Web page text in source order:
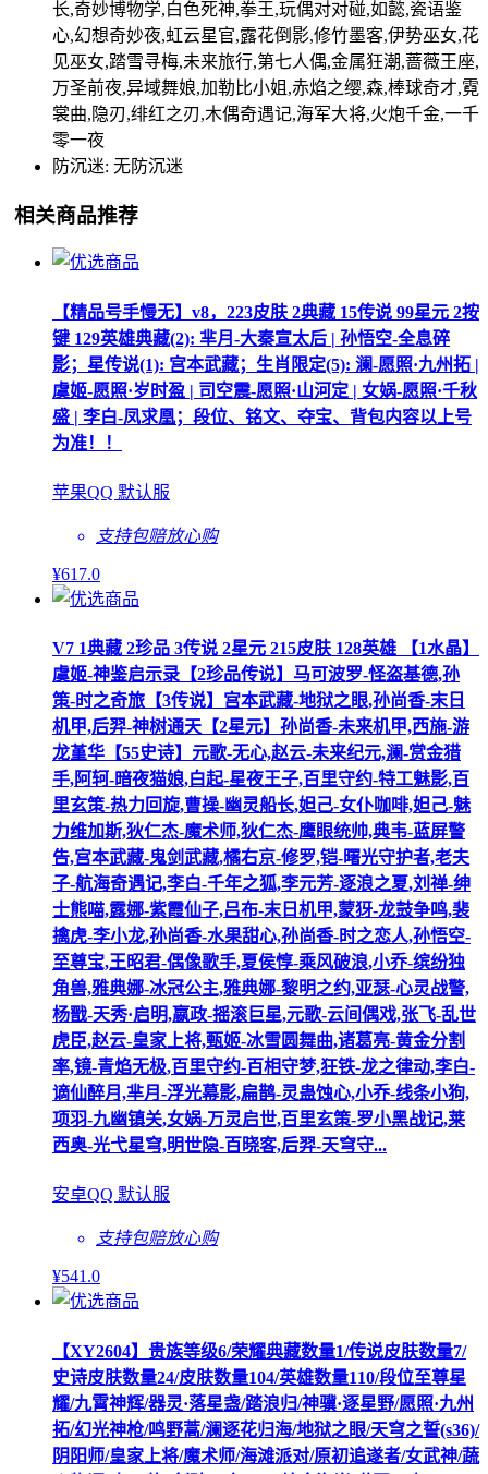
长,奇妙博物学,白色死神,拳王,玩偶对对碰,如懿,瓷语鉴
心,幻想奇妙夜,虹云星官,露花倒影,修竹墨客,伊势巫女,花
见巫女,踏雪寻梅,未来旅行,第七人偶,金属狂潮,蔷薇王座,
万圣前夜,异域舞娘,加勒比小姐,赤焰之缨,森,棒球奇才,霓
裳曲,隐刃,绯红之刃,木偶奇遇记,海军大将,火炮千金,一千
零一夜
防沉迷: 无防沉迷
相关商品推荐
【精品号手慢无】v8，223皮肤 2典藏 15传说 99星元 2按
键 129英雄典藏(2): 芈月-大秦宣太后 | 孙悟空-全息碎
影；星传说(1): 宫本武藏；生肖限定(5): 澜-愿照·九州拓 |
虞姬-愿照·岁时盈 | 司空震-愿照·山河定 | 女娲-愿照·千秋
盛 | 李白-凤求凰；段位、铭文、夺宝、背包内容以上号
为准！！
苹果QQ 默认服
支持包赔放心购
¥617.0
V7 1典藏 2珍品 3传说 2星元 215皮肤 128英雄 【1水晶】
虞姬-神鉴启示录【2珍品传说】马可波罗-怪盗基德,孙
策-时之奇旅【3传说】宫本武藏-地狱之眼,孙尚香-末日
机甲,后羿-神树通天【2星元】孙尚香-未来机甲,西施-游
龙堇华【55史诗】元歌-无心,赵云-未来纪元,澜-赏金猎
手,阿轲-暗夜猫娘,白起-星夜王子,百里守约-特工魅影,百
里玄策-热力回旋,曹操-幽灵船长,妲己-女仆咖啡,妲己-魅
力维加斯,狄仁杰-魔术师,狄仁杰-鹰眼统帅,典韦-蓝屏警
告,宫本武藏-鬼剑武藏,橘右京-修罗,铠-曙光守护者,老夫
子-航海奇遇记,李白-千年之狐,李元芳-逐浪之夏,刘禅-绅
士熊喵,露娜-紫霞仙子,吕布-末日机甲,蒙犽-龙鼓争鸣,裴
擒虎-李小龙,孙尚香-水果甜心,孙尚香-时之恋人,孙悟空-
至尊宝,王昭君-偶像歌手,夏侯惇-乘风破浪,小乔-缤纷独
角兽,雅典娜-冰冠公主,雅典娜-黎明之约,亚瑟-心灵战警,
杨戬-天秀·启明,嬴政-摇滚巨星,元歌-云间偶戏,张飞-乱世
虎臣,赵云-皇家上将,甄姬-冰雪圆舞曲,诸葛亮-黄金分割
率,镜-青焰无极,百里守约-百相守梦,狂铁-龙之律动,李白-
谪仙醉月,芈月-浮光幕影,扁鹊-灵蛊蚀心,小乔-线条小狗,
项羽-九幽镇关,女娲-万灵启世,百里玄策-罗小黑战记,莱
西奥-光弋星穹,明世隐-百晓客,后羿-天穹守...
安卓QQ 默认服
支持包赔放心购
¥541 .0
【XY2604】贵族等级6/荣耀典藏数量1/传说皮肤数量7/
史诗皮肤数量24/皮肤数量104/英雄数量110/段位至尊星
耀/九霄神辉/器灵·落星盏/踏浪归/神骥·逐星野/愿照·九州
拓/幻光神枪/鸣野蒿/澜逐花归海/地狱之眼/天穹之誓(s36)/
阴阳师/皇家上将/魔术师/海滩派对/原初追遂者/女武神/蔬